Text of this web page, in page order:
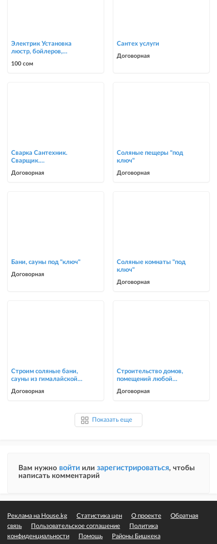
Электрик Установка
люстр, бойлеров,
0700303090
100 сом
Сантех услуги
Договорная
Сварка Сантехник.
Сварщик.
сварочные работы в Биш
Договорная
Соляные пещеры "под
ключ"
Договорная
Бани, сауны под "ключ"
Договорная
Соляные комнаты "под
ключ"
Договорная
Строим соляные бани,
сауны из гималайской
Договорная
Строительство домов,
помещений любой
Договорная
Показать еще
Вам нужно войти или зарегистрироваться, чтобы
написать комментарий
Реклама на House.kg Статистика цен О проекте
Обратная
связь
Пользовательское соглашение
Политика
конфиденциальности
Помощь Районы Бишкека